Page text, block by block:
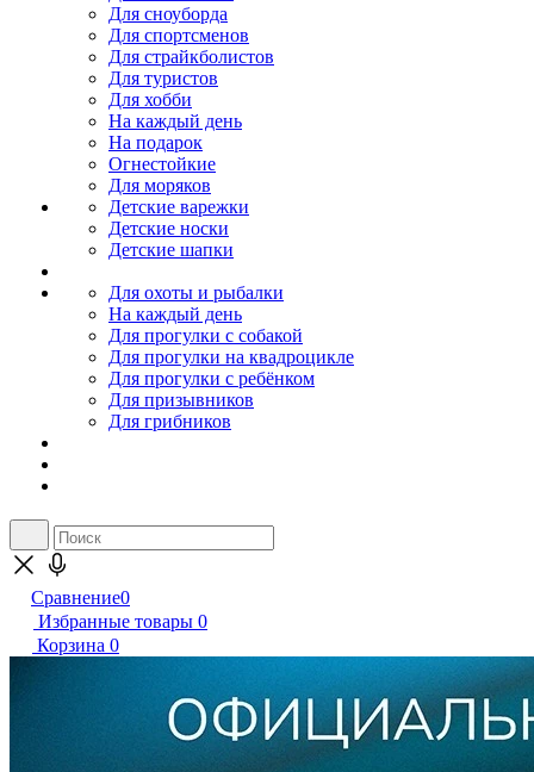
Для сноуборда
Для спортсменов
Для страйкболистов
Для туристов
Для хобби
На каждый день
На подарок
Огнестойкие
Для моряков
Детские варежки
Детские носки
Детские шапки
Для охоты и рыбалки
На каждый день
Для прогулки с собакой
Для прогулки на квадроцикле
Для прогулки с ребёнком
Для призывников
Для грибников
Сравнение0
Избранные товары 0
Корзина 0